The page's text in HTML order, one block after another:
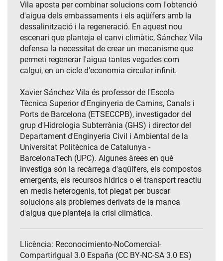
Vila aposta per combinar solucions com l'obtenció
d'aigua dels embassaments i els aqüífers amb la
dessalinització i la regeneració. En aquest nou
escenari que planteja el canvi climàtic, Sánchez Vila
defensa la necessitat de crear un mecanisme que
permeti regenerar l'aigua tantes vegades com
calgui, en un cicle d'economia circular infinit.
Xavier Sánchez Vila és professor de l'Escola
Tècnica Superior d'Enginyeria de Camins, Canals i
Ports de Barcelona (ETSECCPB), investigador del
grup d'Hidrologia Subterrània (GHS) i director del
Departament d'Enginyeria Civil i Ambiental de la
Universitat Politècnica de Catalunya -
BarcelonaTech (UPC). Algunes àrees en què
investiga són la recàrrega d'aqüífers, els compostos
emergents, els recursos hídrics o el transport reactiu
en medis heterogenis, tot plegat per buscar
solucions als problemes derivats de la manca
d'aigua que planteja la crisi climàtica.
Llicència: Reconocimiento-NoComercial-
CompartirIgual 3.0 España (CC BY-NC-SA 3.0 ES)